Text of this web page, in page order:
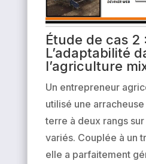
Étude de cas 2 :
L’adaptabilité
l’agriculture
Un entrepreneur
utilisé une
terre à deux rangs
variés. Couplée à un
elle a parfaitement